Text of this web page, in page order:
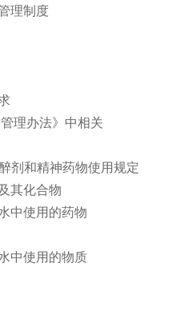
理制度
理办法》中相关
剂和精神药物使用规定
其化合物
中使用的药物
中使用的物质